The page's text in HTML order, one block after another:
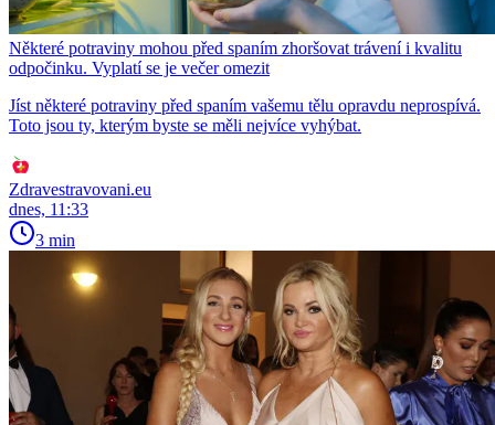
Některé potraviny mohou před spaním zhoršovat trávení i kvalitu
odpočinku. Vyplatí se je večer omezit
Jíst některé potraviny před spaním vašemu tělu opravdu neprospívá.
Toto jsou ty, kterým byste se měli nejvíce vyhýbat.
Zdravestravovani.eu
dnes, 11:33
3 min